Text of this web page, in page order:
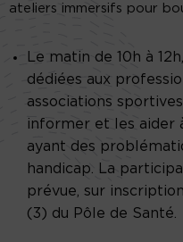
ateliers immersifs pour
Le matin de 10h à
dédiées aux
associations
informer et les aider
ayant des
handicap. La
prévue, sur
(3) du Pôle de Santé.